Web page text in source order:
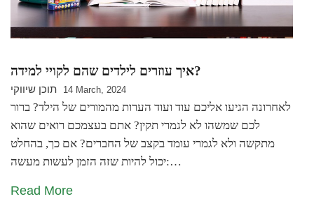
איך עוזרים לילדים שהם לקויי למידה?
תוכן שיווקי 14 March, 2024
לאחרונה הגיעו אליכם עוד ועוד הערות מהמורים של הילד? ברור
לכם שמשהו לא לגמרי תקין? אתם בעצמכם רואים שהוא
מתקשה ולא לגמרי עומד בקצב של החברים? אם כך, בהחלט
יכול להיות שזה הזמן לעשות מעשה:…
Read More